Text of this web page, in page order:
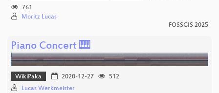
761
Moritz Lucas
FOSSGIS 2025
Piano Concert 🎹
WikiPaka 2020-12-27
512
Lucas Werkmeister